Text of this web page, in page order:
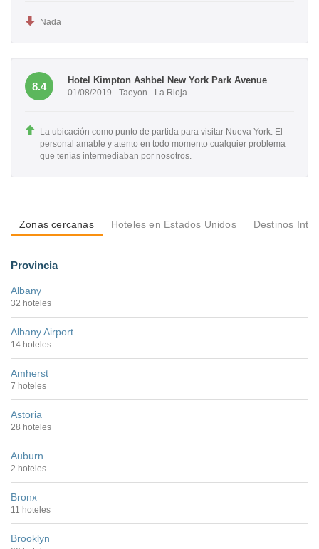
Nada
8.4
Hotel Kimpton Ashbel New York Park Avenue
01/08/2019 - Taeyon - La Rioja
La ubicación como punto de partida para visitar Nueva York. El
personal amable y atento en todo momento cualquier problema
que tenías intermediaban por nosotros.
Zonas cercanas Hoteles en Estados Unidos Destinos
Provincia
Albany
32 hoteles
Albany Airport
14 hoteles
Amherst
7 hoteles
Astoria
28 hoteles
Auburn
2 hoteles
Bronx
11 hoteles
Brooklyn